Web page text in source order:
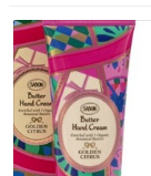
ト
数
数